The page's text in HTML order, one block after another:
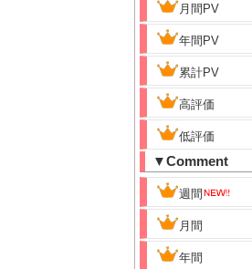
月間PV
年間PV
累計PV
高評価
低評価
▼Comment
週間
月間
年間